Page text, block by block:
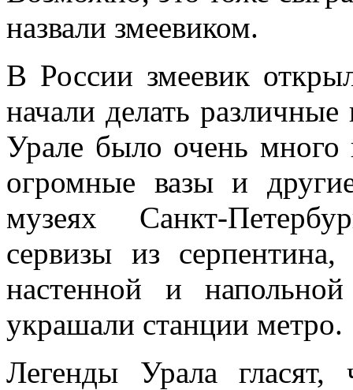
назвали змеевиком.
В России змеевик
начали делать
Урале было очень много
огромные вазы и
музеях Санкт-
сервизы из
настенной и
украшали станции метро.
Легенды Урала